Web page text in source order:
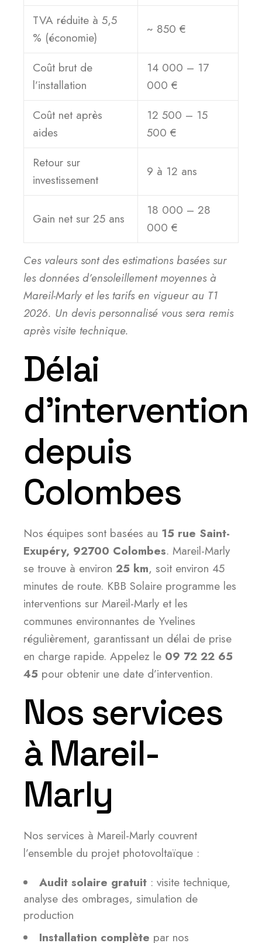
TVA réduite à 5,5
% (économie)
~ 850 €
Coût brut de
l’installation
14 000 – 17
000 €
Coût net après
aides
12 500 – 15
500 €
Retour sur
investissement
9 à 12 ans
Gain net sur 25 ans
18 000 – 28
000 €
Ces valeurs sont des estimations basées sur
les données d’ensoleillement moyennes à
Mareil-Marly et les tarifs en vigueur au T1
2026. Un devis personnalisé vous sera remis
après visite technique.
Délai
d’intervention
depuis
Colombes
Nos équipes sont basées au 15 rue Saint-
Exupéry, 92700 Colombes. Mareil-Marly
se trouve à environ 25 km, soit environ 45
minutes de route. KBB Solaire programme les
interventions sur Mareil-Marly et les
communes environnantes de Yvelines
régulièrement, garantissant un délai de prise
en charge rapide. Appelez le 09 72 22 65
45 pour obtenir une date d’intervention.
Nos services
à Mareil-
Marly
Nos services à Mareil-Marly couvrent
l’ensemble du projet photovoltaïque :
Audit solaire gratuit : visite technique,
analyse des ombrages, simulation de
production
Installation complète par nos